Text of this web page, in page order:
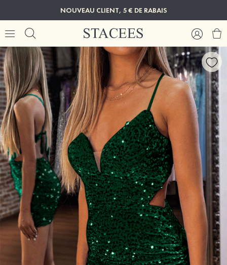
NOUVEAU CLIENT, 5 € DE RABAIS